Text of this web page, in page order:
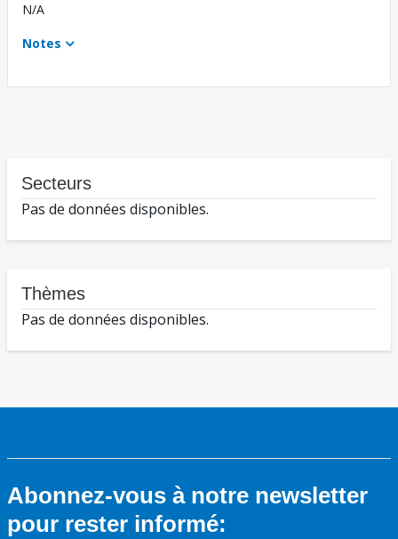
N/A
Notes
Secteurs
Pas de données disponibles.
Thèmes
Pas de données disponibles.
Abonnez-vous à notre newsletter
pour rester informé: